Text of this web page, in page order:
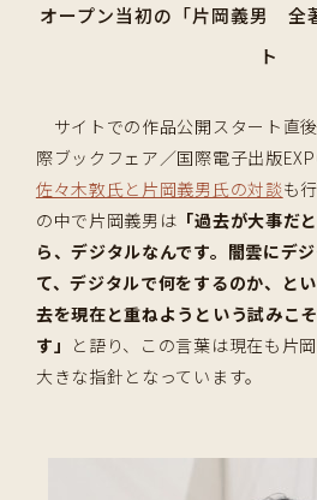
オープン当初の「片岡義男 全
ト
サイトでの作品公開スタート直
際ブックフェア／国際電子出版
佐々木敦氏と片岡義男氏の対談も
の中で片岡義男は 「過去が大事だ
ら、デジタルなんです。闇雲にデ
て、デジタルで何をするのか、と
去を現在と重ねようという試みこ
す」 と語り、この言葉は現在も片
大きな指針となっています。